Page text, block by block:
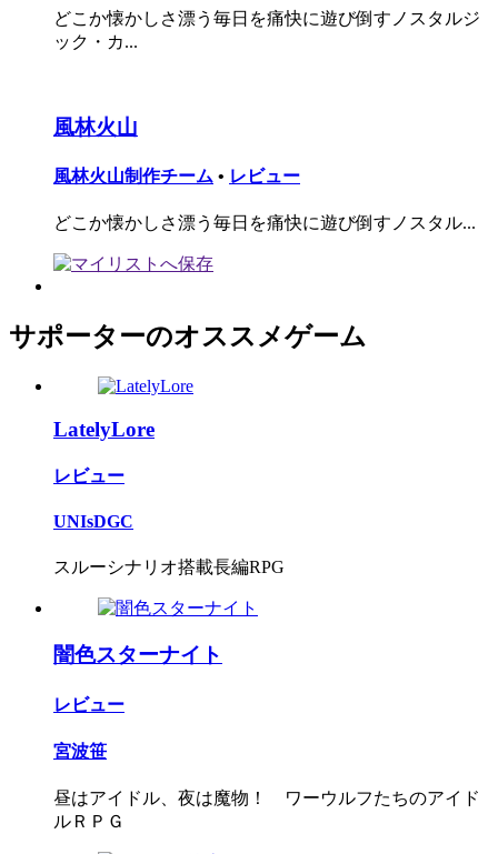
どこか懐かしさ漂う毎日を痛快に遊び倒すノスタルジ
ック・カ...
風林火山
風林火山制作チーム • レビュー
どこか懐かしさ漂う毎日を痛快に遊び倒すノスタル...
サポーターのオススメゲーム
LatelyLore
レビュー
UNIsDGC
スルーシナリオ搭載長編RPG
闇色スターナイト
レビュー
宮波笹
昼はアイドル、夜は魔物！ ワーウルフたちのアイド
ルＲＰＧ